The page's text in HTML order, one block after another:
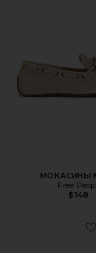
МОКАСИНЫ
Free
$148